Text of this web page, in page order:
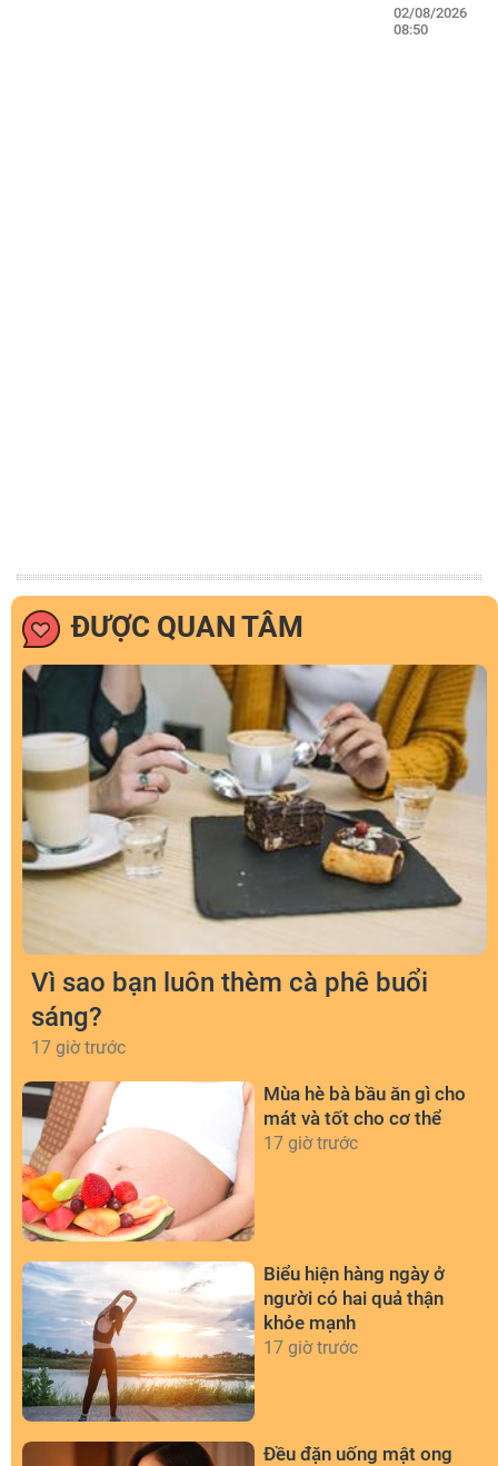
02/08/2026
08:50
ĐƯỢC QUAN TÂM
Vì sao bạn luôn thèm cà phê buổi
sáng?
17 giờ trước
Mùa hè bà bầu ăn gì cho
mát và tốt cho cơ thể
17 giờ trước
Biểu hiện hàng ngày ở
người có hai quả thận
khỏe mạnh
17 giờ trước
Đều đặn uống mật ong